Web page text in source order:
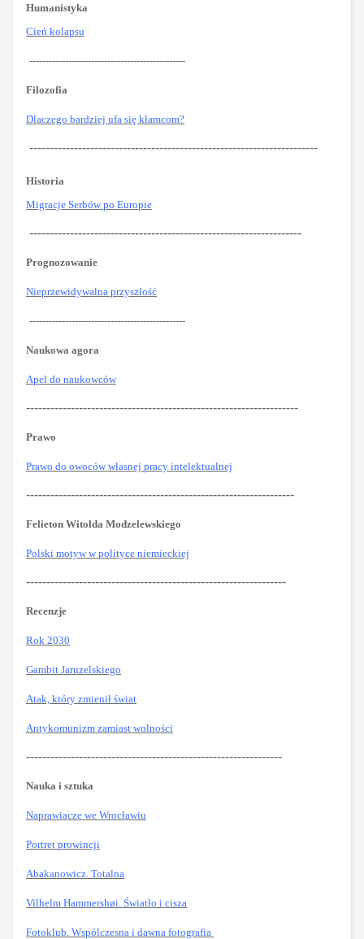
Humanistyka
Cień kolapsu
------------------------------------------------
Filozofia
Dlaczego bardziej ufa się kłamcom?
-----------------------------------------------------------------------
Historia
Migracje Serbów po Europie
-------------------------------------------------------------------
Prognozowanie
Nieprzewidywalna przyszłość
------------------------------------------------
Naukowa agora
Apel do naukowców
-------------------------------------------------------------------
Prawo
Prawo do owoców własnej pracy intelektualnej
------------------------------------------------------------------
Felieton Witolda Modzelewskiego
Polski motyw w polityce niemieckiej
----------------------------------------------------------------
Recenzje
Rok 2030
Gambit Jaruzelskiego
Atak, który zmienił świat
Antykomunizm zamiast wolności
---------------------------------------------------------------
Nauka i sztuka
Naprawiacze we Wrocławiu
Portret prowincji
Abakanowicz. Totalna
Vilhelm Hammershøi. Światło i cisza
Fotoklub. Wspólczesna i dawna fotografia